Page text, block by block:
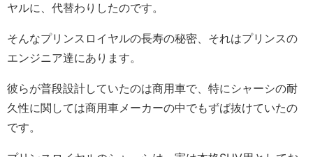
ヤルに、代替わりしたのです。
そんなプリンスロイヤルの長寿の秘密、それはプリンスの
エンジニア達にあります。
彼らが普段設計していたのは商用車で、特にシャーシの耐
久性に関しては商用車メーカーの中でもずば抜けていたの
です。